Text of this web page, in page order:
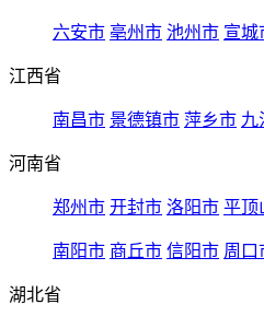
六安市 亳州市 池州市 宣城
江西省
南昌市 景德镇市 萍乡市 九
河南省
郑州市 开封市 洛阳市 平顶
南阳市 商丘市 信阳市 周口
湖北省